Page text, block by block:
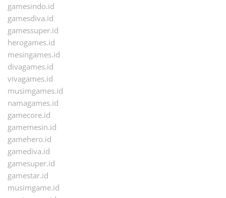
gamesindo.id
gamesdiva.id
gamessuper.id
herogames.id
mesingames.id
divagames.id
vivagames.id
musimgames.id
namagames.id
gamecore.id
gamemesin.id
gamehero.id
gamediva.id
gamesuper.id
gamestar.id
musimgame.id